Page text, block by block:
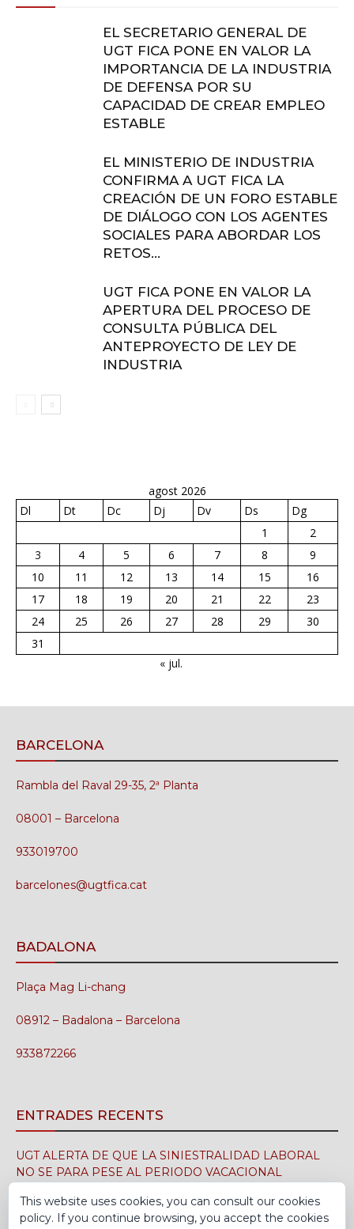
EL SECRETARIO GENERAL DE
UGT FICA PONE EN VALOR LA
IMPORTANCIA DE LA INDUSTRIA
DE DEFENSA POR SU
CAPACIDAD DE CREAR EMPLEO
ESTABLE
EL MINISTERIO DE INDUSTRIA
CONFIRMA A UGT FICA LA
CREACIÓN DE UN FORO ESTABLE
DE DIÁLOGO CON LOS AGENTES
SOCIALES PARA ABORDAR LOS
RETOS...
UGT FICA PONE EN VALOR LA
APERTURA DEL PROCESO DE
CONSULTA PÚBLICA DEL
ANTEPROYECTO DE LEY DE
INDUSTRIA
agost 2026
Dl
Dt Dc Dj Dv Ds
Dg
1
2
3
4 5 6 7 8
9
10
11 12 13 14 15
16
17
18 19 20 21 22
23
24
25 26 27 28 29
30
31
« jul.
BARCELONA
Rambla del Raval 29-35, 2ª Planta
08001 – Barcelona
933019700
barcelones@ugtfica.cat
BADALONA
Plaça Mag Li-chang
08912 – Badalona – Barcelona
933872266
ENTRADES RECENTS
UGT ALERTA DE QUE LA SINIESTRALIDAD LABORAL
NO SE PARA PESE AL PERIODO VACACIONAL
UGT FICA FIRMA EN EL SIMA EL CONVENIO
This website uses cookies, you can consult our cookies
policy. If you continue browsing, you accept the cookies